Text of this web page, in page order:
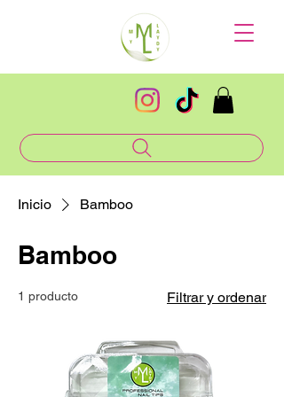
Inicio Bamboo
Bamboo
1 producto Filtrar y ordenar